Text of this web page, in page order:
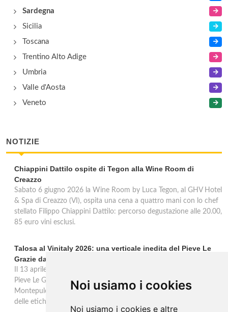
Noi usiamo i cookies
Noi usiamo i cookies e altre
Sardegna
Sicilia
Toscana
Trentino Alto Adige
Umbria
Valle d'Aosta
Veneto
NOTIZIE
Chiappini Dattilo ospite di Tegon alla Wine Room di
Creazzo
Sabato 6 giugno 2026 la Wine Room by Luca Tegon, al GHV Hotel
& Spa di Creazzo (VI), ospita una cena a quattro mani con lo chef
stellato Filippo Chiappini Dattilo: percorso degustazione alle 20.00,
85 euro vini esclusi.
Talosa al Vinitaly 2026: una verticale inedita del Pieve Le
Grazie dal 2016 al 2020
Il 13 aprile 2026 al Vinitaly, Talosa presenta la verticale inedita del
Pieve Le Grazie: cinque annate dal 2016 al 2020 del Nobile di
Montepulciano a 95 punti Vinous, per ripercorrere la genesi di una
delle etichette iconiche di Montepulciano.